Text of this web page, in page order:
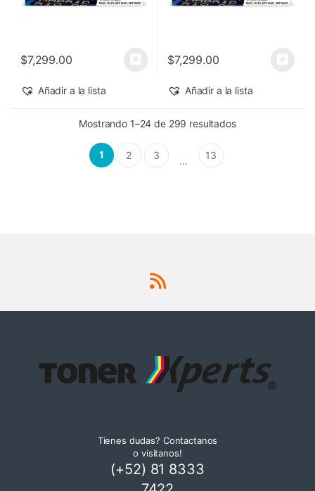
$7,299.00
Añadir a la lista
$7,299.00
Añadir a la lista
Mostrando 1–24 de 299 resultadosSorted by latest
1 2 3 … 13
Tienes dudas? Contactanos
o visitanos!
(+52) 81 8333